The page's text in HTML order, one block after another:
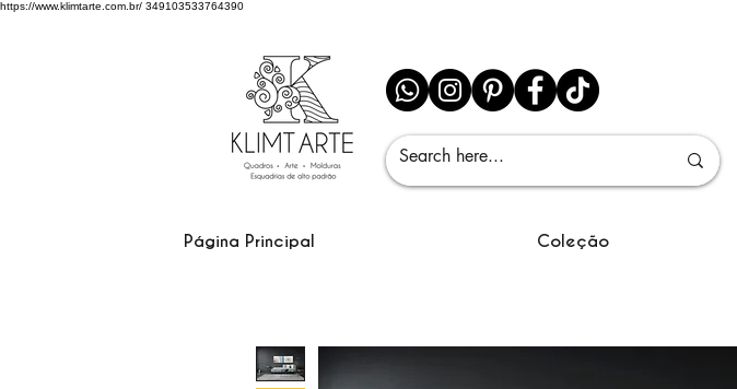
https://www.klimtarte.com.br/ 349103533764390
Página Principal Coleção